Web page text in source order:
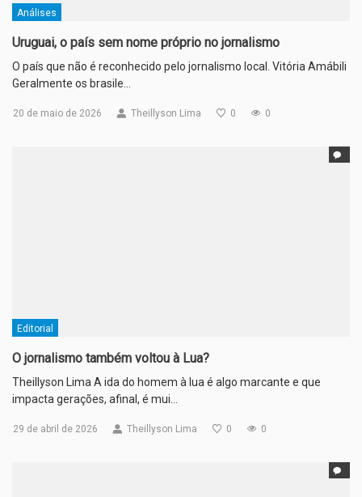
Análises
Uruguai, o país sem nome próprio no jornalismo
O país que não é reconhecido pelo jornalismo local. Vitória Amábili
Geralmente os brasile…
20 de maio de 2026 Theillyson Lima 0 0
Editorial
O jornalismo também voltou à Lua?
Theillyson Lima A ida do homem à lua é algo marcante e que
impacta gerações, afinal, é mui…
29 de abril de 2026 Theillyson Lima 0 0